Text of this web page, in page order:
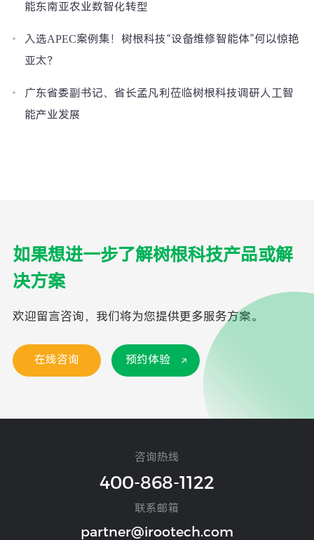
能东南亚农业数智化转型
入选APEC案例集！树根科技“设备维修智能体”何以惊艳
亚太？
广东省委副书记、省长孟凡利莅临树根科技调研人工智
能产业发展
如果想进一步了解树根科技产品或解
决方案
欢迎留言咨询，我们将为您提供更多服务方案。
在线咨询 预约体验
咨询热线
400-868-1122
联系邮箱
partner@irootech.com